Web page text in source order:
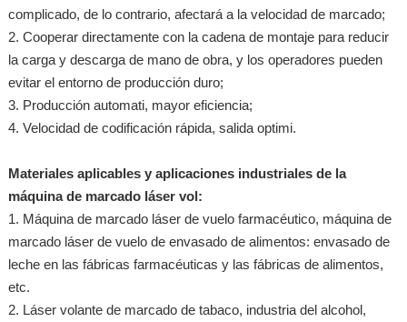
complicado, de lo contrario, afectará a la velocidad de marcado;
2. Cooperar directamente con la cadena de montaje para reducir
la carga y descarga de mano de obra, y los operadores pueden
evitar el entorno de producción duro;
3. Producción automati, mayor eficiencia;
4. Velocidad de codificación rápida, salida optimi.
Materiales aplicables y aplicaciones industriales de la
máquina de marcado láser vol:
1. Máquina de marcado láser de vuelo farmacéutico, máquina de
marcado láser de vuelo de envasado de alimentos: envasado de
leche en las fábricas farmacéuticas y las fábricas de alimentos,
etc.
2. Láser volante de marcado de tabaco, industria del alcohol,